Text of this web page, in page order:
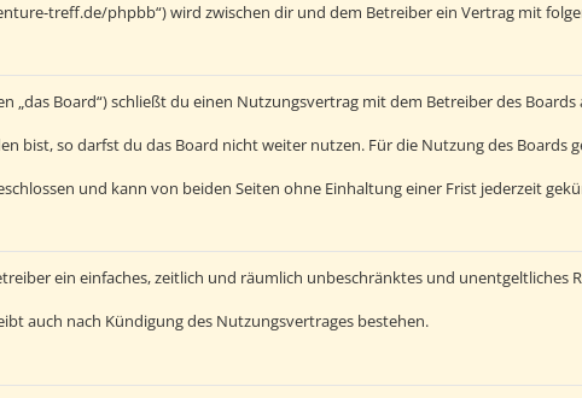
treff.de/phpbb“) wird zwischen dir und dem Betreiber ein Vertrag mit
„das Board“) schließt du einen Nutzungsvertrag mit dem Betreiber des
bist, so darfst du das Board nicht weiter nutzen. Für die Nutzung des Boards
und kann von beiden Seiten ohne Einhaltung einer Frist jederzeit
ein einfaches, zeitlich und räumlich unbeschränktes und unentgeltliches
auch nach Kündigung des Nutzungsvertrages bestehen.